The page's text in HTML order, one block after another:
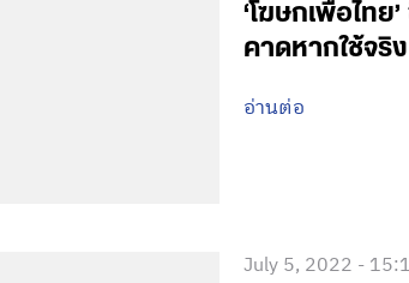
‘โฆษกเพื่อไท
คาดหากใช้จริ
อ่านต่อ
July 5, 2022 -